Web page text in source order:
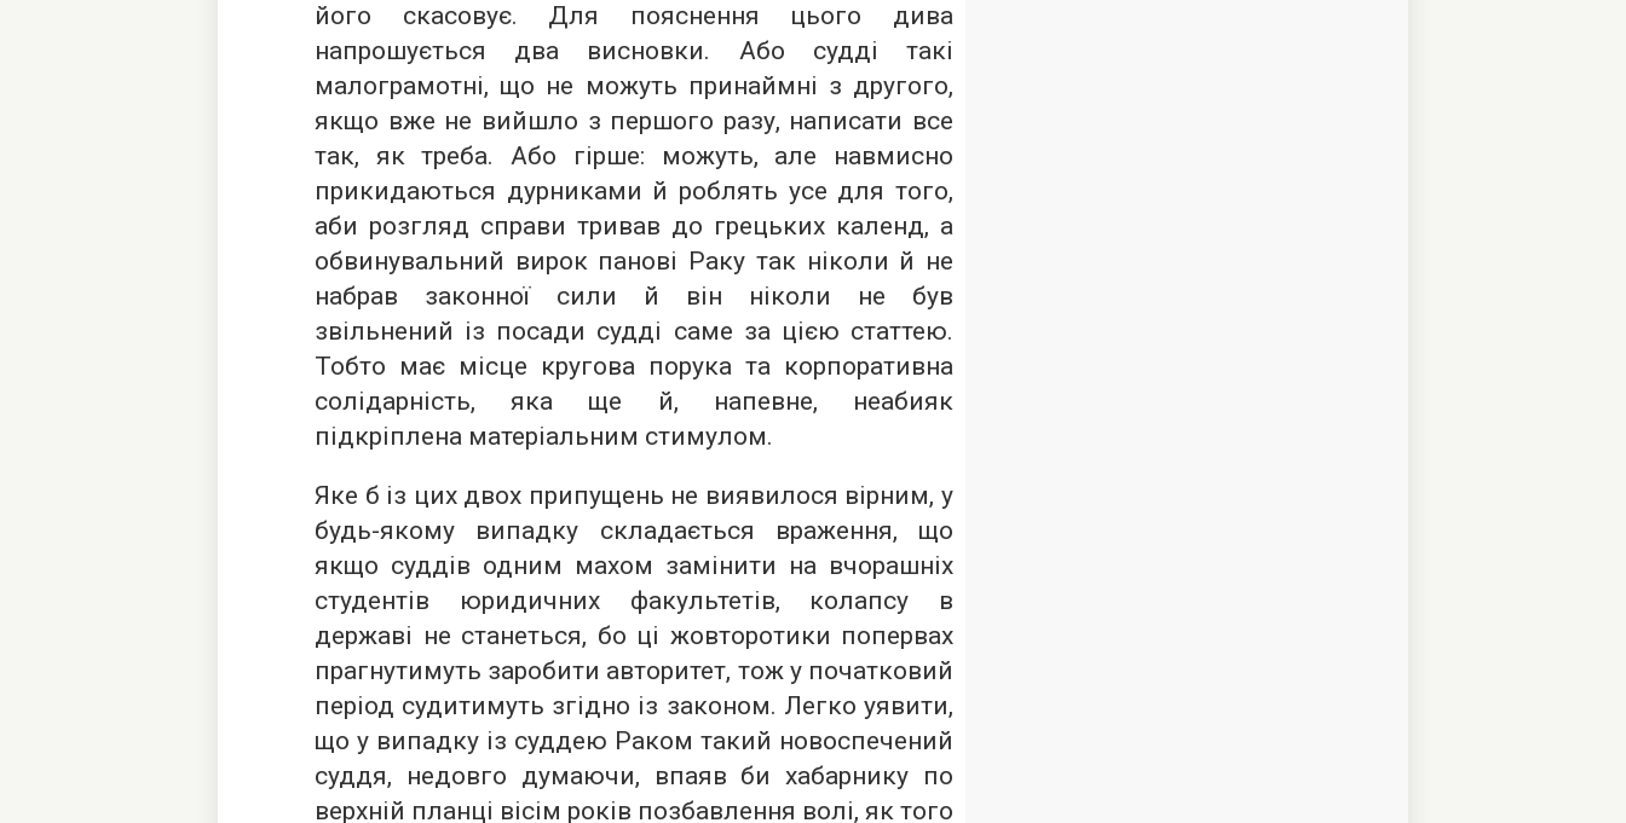
його скасовує. Для пояснення цього дива
напрошується два висновки. Або судді такі
малограмотні, що не можуть принаймні з другого,
якщо вже не вийшло з першого разу, написати все
так, як треба. Або гірше: можуть, але навмисно
прикидаються дурниками й роблять усе для того,
аби розгляд справи тривав до грецьких календ, а
обвинувальний вирок панові Раку так ніколи й не
набрав законної сили й він ніколи не був
звільнений із посади судді саме за цією статтею.
Тобто має місце кругова порука та корпоративна
солідарність, яка ще й, напевне, неабияк
підкріплена матеріальним стимулом.
Яке б із цих двох припущень не виявилося вірним, у
будь-якому випадку складається враження, що
якщо суддів одним махом замінити на вчорашніх
студентів юридичних факультетів, колапсу в
державі не станеться, бо ці жовторотики попервах
прагнутимуть заробити авторитет, тож у початковий
період судитимуть згідно із законом. Легко уявити,
що у випадку із суддею Раком такий новоспечений
суддя, недовго думаючи, впаяв би хабарнику по
верхній планці вісім років позбавлення волі, як того